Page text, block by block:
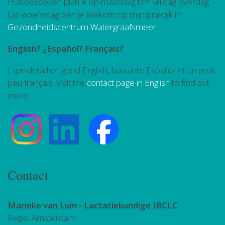
Op woensdag ben je welkom op mijn praktijk in
Gezondheidscentrum Watergraafsmeer
English? ¿Español? Français?
I speak rather good English, bastante Español et un petit
peu français. Visit the contact page in English to find out
more.
Contact
Marieke van Luin - Lactatiekundige IBCLC
Regio: Amsterdam